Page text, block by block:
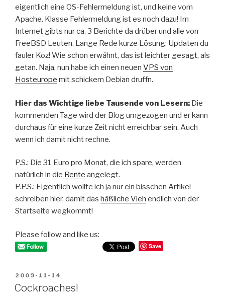
eigentlich eine OS-Fehlermeldung ist, und keine vom
Apache. Klasse Fehlermeldung ist es noch dazu! Im
Internet gibts nur ca. 3 Berichte da drüber und alle von
FreeBSD Leuten. Lange Rede kurze Lösung: Updaten du
fauler Koz! Wie schon erwähnt, das ist leichter gesagt, als
getan. Naja, nun habe ich einen neuen VPS von
Hosteurope mit schickem Debian druffn.
Hier das Wichtige liebe Tausende von Lesern: Die
kommenden Tage wird der Blog umgezogen und er kann
durchaus für eine kurze Zeit nicht erreichbar sein. Auch
wenn ich damit nicht rechne.
P.S.: Die 31 Euro pro Monat, die ich spare, werden
natürlich in die Rente angelegt.
P.P.S.: Eigentlich wollte ich ja nur ein bisschen Artikel
schreiben hier, damit das häßliche Vieh endlich von der
Startseite wegkommt!
Please follow and like us:
Save
POSTED
ON
2009-11-14
Cockroaches!